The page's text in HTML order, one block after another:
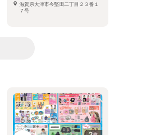
滋賀県大津市今堅田二丁目２３番１
７号